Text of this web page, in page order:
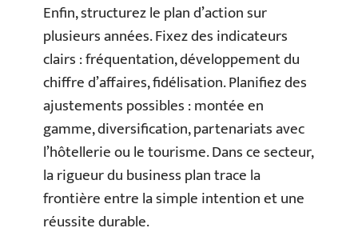
Enfin, structurez le plan d’action sur
plusieurs années. Fixez des indicateurs
clairs : fréquentation, développement du
chiffre d’affaires, fidélisation. Planifiez des
ajustements possibles : montée en
gamme, diversification, partenariats avec
l’hôtellerie ou le tourisme. Dans ce secteur,
la rigueur du business plan trace la
frontière entre la simple intention et une
réussite durable.